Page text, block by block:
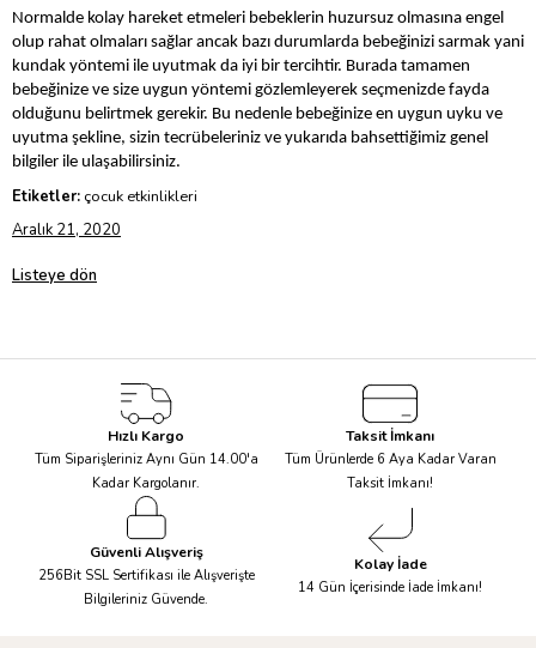
Normalde kolay hareket etmeleri bebeklerin huzursuz olmasına engel
olup rahat olmaları sağlar ancak bazı durumlarda bebeğinizi sarmak yani
kundak yöntemi ile uyutmak da iyi bir tercihtir. Burada tamamen
bebeğinize ve size uygun yöntemi gözlemleyerek seçmenizde fayda
olduğunu belirtmek gerekir. Bu nedenle bebeğinize en uygun uyku ve
uyutma şekline, sizin tecrübeleriniz ve yukarıda bahsettiğimiz genel
bilgiler ile ulaşabilirsiniz.
Etiketler: çocuk etkinlikleri
Aralık 21, 2020
Listeye dön
Hızlı Kargo
Tüm Siparişleriniz Aynı Gün 14.00'a
Kadar Kargolanır.
Taksit İmkanı
Tüm Ürünlerde 6 Aya Kadar Varan
Taksit İmkanı!
Güvenli Alışveriş
256Bit SSL Sertifikası ile Alışverişte
Bilgileriniz Güvende.
Kolay İade
14 Gün İçerisinde İade İmkanı!